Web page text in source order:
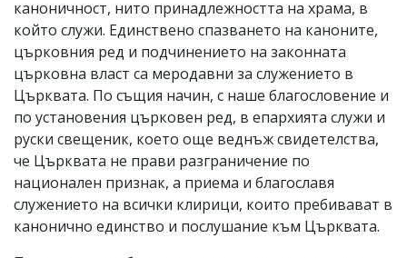
каноничност, нито принадлежността на храма, в
който служи. Единствено спазването на каноните,
църковния ред и подчинението на законната
църковна власт са меродавни за служението в
Църквата. По същия начин, с наше благословение и
по установения църковен ред, в епархията служи и
руски свещеник, което още веднъж свидетелства,
че Църквата не прави разграничение по
национален признак, а приема и благославя
служението на всички клирици, които пребивават в
канонично единство и послушание към Църквата.